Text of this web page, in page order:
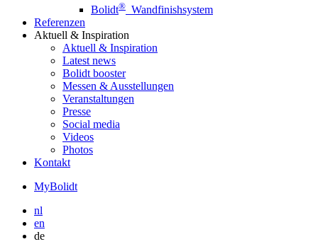
Bolidt® Wandfinishsystem
Referenzen
Aktuell & Inspiration
Aktuell & Inspiration
Latest news
Bolidt booster
Messen & Ausstellungen
Veranstaltungen
Presse
Social media
Videos
Photos
Kontakt
MyBolidt
nl
en
de